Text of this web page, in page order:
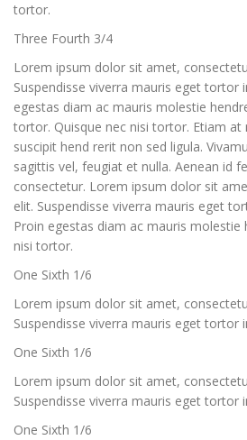
tortor.
Three Fourth 3/4
Lorem ipsum dolor sit amet,
Suspendisse viverra mauris eget tortor
egestas diam ac mauris molestie
tortor. Quisque nec nisi tortor. Etiam
suscipit hend rerit non sed ligula.
sagittis vel, feugiat et nulla. Aenean id
consectetur. Lorem ipsum dolor sit
elit. Suspendisse viverra mauris eget
Proin egestas diam ac mauris molestie
nisi tortor.
One Sixth 1/6
Lorem ipsum dolor sit amet,
Suspendisse viverra mauris eget tortor
One Sixth 1/6
Lorem ipsum dolor sit amet,
Suspendisse viverra mauris eget tortor
One Sixth 1/6